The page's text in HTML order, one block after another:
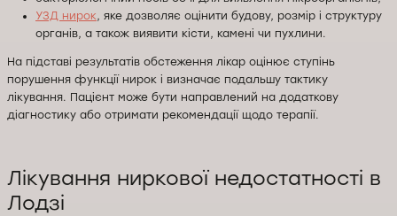
УЗД нирок, яке дозволяє оцінити будову, розмір і структуру
органів, а також виявити кісти, камені чи пухлини.
На підставі результатів обстеження лікар оцінює ступінь
порушення функції нирок і визначає подальшу тактику
лікування. Пацієнт може бути направлений на додаткову
діагностику або отримати рекомендації щодо терапії.
Лікування ниркової недостатності в
Лодзі